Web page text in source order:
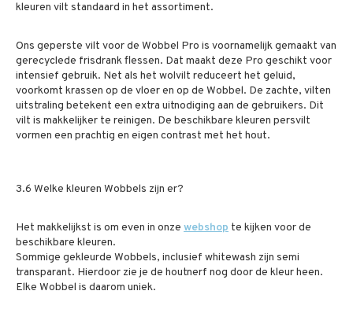
kleuren vilt standaard in het assortiment.
Ons geperste vilt voor de Wobbel Pro is voornamelijk gemaakt van
gerecyclede frisdrank flessen. Dat maakt deze Pro geschikt voor
intensief gebruik. Net als het wolvilt reduceert het geluid,
voorkomt krassen op de vloer en op de Wobbel. De zachte, vilten
uitstraling betekent een extra uitnodiging aan de gebruikers. Dit
vilt is makkelijker te reinigen. De beschikbare kleuren persvilt
vormen een prachtig en eigen contrast met het hout.
3.6 Welke kleuren Wobbels zijn er?
Het makkelijkst is om even in onze webshop te kijken voor de
beschikbare kleuren.
Sommige gekleurde Wobbels, inclusief whitewash zijn semi
transparant. Hierdoor zie je de houtnerf nog door de kleur heen.
Elke Wobbel is daarom uniek.